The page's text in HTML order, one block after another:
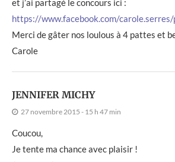
https://www.facebook.com/
Merci de gâter nos loulous à 4 pattes et
Carole
JENNIFER MICHY
27 novembre 2015 - 15 h 47 min
Coucou,
Je tente ma chance avec plaisir !